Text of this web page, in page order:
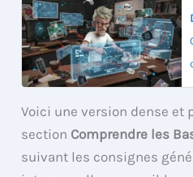
Voici une version dense et
section Comprendre les
suivant les consignes